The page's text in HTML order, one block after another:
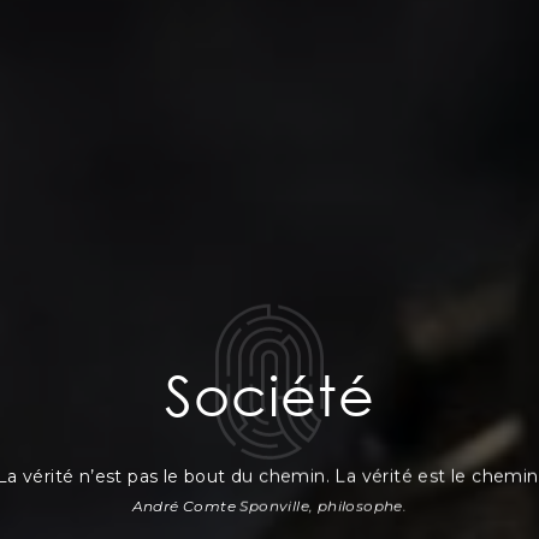
Société
vérité n’est pas le bout du chemin. La vérité est le
André Comte Sponville, philosophe.